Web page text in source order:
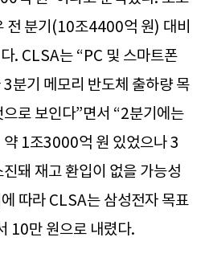
전 분기(10조4400억 원) 대비
. CLSA는 “PC 및 스마트폰
분기 메모리 반도체 출하량 목
로 보인다”면서 “2분기에는
약 1조3000억 원 있었으나 3
돼 재고 환입이 없을 가능성
따라 CLSA는 삼성전자 목표
10만 원으로 내렸다.